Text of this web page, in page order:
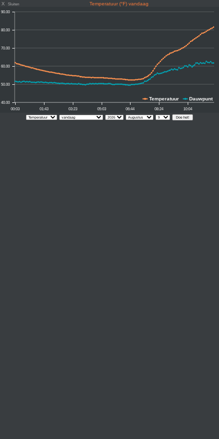
X Sluiten Temperatuur (°F) vandaag